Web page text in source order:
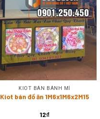
KIOT BÁN BÁNH MÌ
Kiot bán đồ ăn 1M6x1M6x2M15
12₫